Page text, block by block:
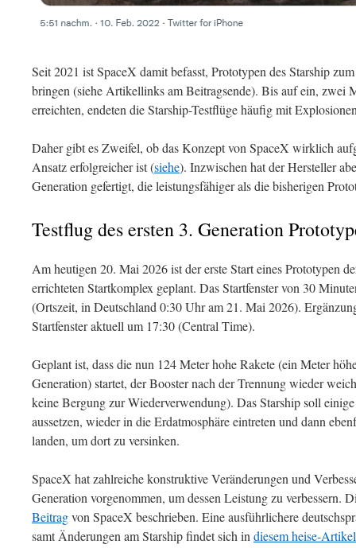
Seit 2021 ist SpaceX damit befasst, Prototypen des Starship
bringen (siehe Artikellinks am Beitragsende). Bis auf ein, zwei
erreichten, endeten die Starship-Testflüge häufig mit
Daher gibt es Zweifel, ob das Konzept von SpaceX wirklich
Ansatz erfolgreicher ist (siehe). Inzwischen hat der Hersteller
Generation gefertigt, die leistungsfähiger als die bisherigen
Testflug des ersten 3. Generation
Am heutigen 20. Mai 2026 ist der erste Start eines Prototypen
errichteten Startkomplex geplant. Das Startfenster von 30
(Ortszeit, in Deutschland 0:30 Uhr am 21. Mai 2026).
Startfenster aktuell um 17:30 (Central Time).
Geplant ist, dass die nun 124 Meter hohe Rakete (ein Meter
Generation) startet, der Booster nach der Trennung wieder
keine Bergung zur Wiederverwendung). Das Starship soll
aussetzen, wieder in die Erdatmosphäre eintreten und dann
landen, um dort zu versinken.
SpaceX hat zahlreiche konstruktive Veränderungen und
Generation vorgenommen, um dessen Leistung zu verbessern.
Beitragvon SpaceX beschrieben. Eine ausführlichere
samt Änderungen am Starship findet sich in diesem heise-Artikel